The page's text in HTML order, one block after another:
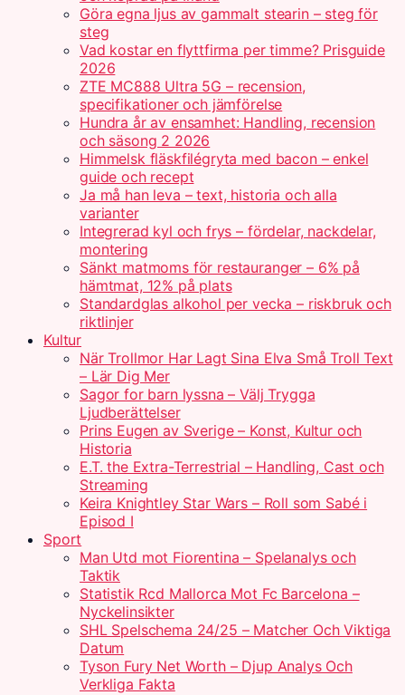
Göra egna ljus av gammalt stearin – steg för
steg
Vad kostar en flyttfirma per timme? Prisguide
2026
ZTE MC888 Ultra 5G – recension,
specifikationer och jämförelse
Hundra år av ensamhet: Handling, recension
och säsong 2 2026
Himmelsk fläskfilégryta med bacon – enkel
guide och recept
Ja må han leva – text, historia och alla
varianter
Integrerad kyl och frys – fördelar, nackdelar,
montering
Sänkt matmoms för restauranger – 6% på
hämtmat, 12% på plats
Standardglas alkohol per vecka – riskbruk och
riktlinjer
Kultur
När Trollmor Har Lagt Sina Elva Små Troll Text
– Lär Dig Mer
Sagor for barn lyssna – Välj Trygga
Ljudberättelser
Prins Eugen av Sverige – Konst, Kultur och
Historia
E.T. the Extra-Terrestrial – Handling, Cast och
Streaming
Keira Knightley Star Wars – Roll som Sabé i
Episod I
Sport
Man Utd mot Fiorentina – Spelanalys och
Taktik
Statistik Rcd Mallorca Mot Fc Barcelona –
Nyckelinsikter
SHL Spelschema 24/25 – Matcher Och Viktiga
Datum
Tyson Fury Net Worth – Djup Analys Och
Verkliga Fakta